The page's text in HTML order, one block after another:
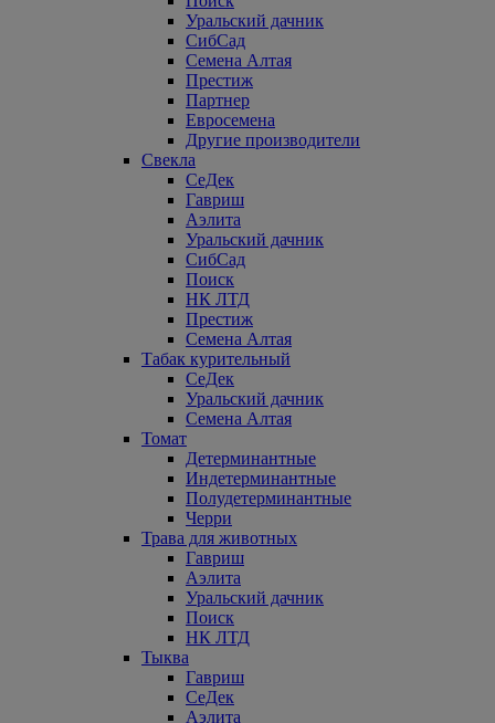
Уральский дачник
СибСад
Семена Алтая
Престиж
Партнер
Евросемена
Другие производители
Свекла
СеДек
Гавриш
Аэлита
Уральский дачник
СибСад
Поиск
НК ЛТД
Престиж
Семена Алтая
Табак курительный
СеДек
Уральский дачник
Семена Алтая
Томат
Детерминантные
Индетерминантные
Полудетерминантные
Черри
Трава для животных
Гавриш
Аэлита
Уральский дачник
Поиск
НК ЛТД
Тыква
Гавриш
СеДек
Аэлита